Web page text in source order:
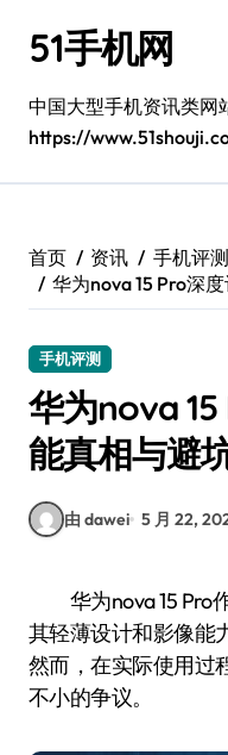
51手机网
中国大型手机资讯类网
https://
首页 资讯 手机评测
华为nova 15 Pro深
手机评测
华为nova
能真相与避
由 dawei 5 月 22,
华为nova 15 Pro作为一款中端定位的手机，凭借
其轻薄设计和影像能
然而，在实际使用过
不小的争议。